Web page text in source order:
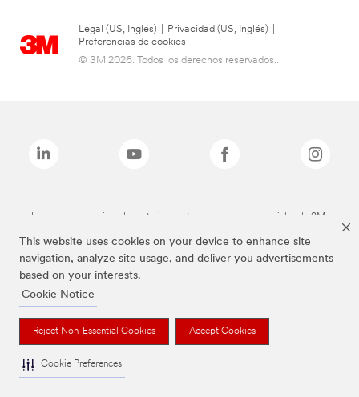
This website uses cookies on your device to enhance site
navigation, analyze site usage, and deliver you advertisements
based on your interests.
Cookie Notice
Reject Non-Essential Cookies Accept Cookies
Cookie Preferences
Legal (US, Inglés) Privacidad (US, Inglés)
Preferencias de cookies
© 3M 2026. Todos los derechos reservados..
Las marcas mencionadas anteriormente son marcas comerciales de 3M.